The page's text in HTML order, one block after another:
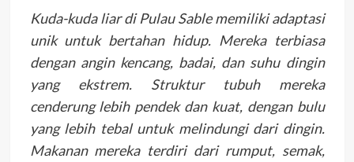
Kuda-kuda liar di Pulau Sable memiliki adaptasi
unik untuk bertahan hidup. Mereka terbiasa
dengan angin kencang, badai, dan suhu dingin
yang ekstrem. Struktur tubuh mereka
cenderung lebih pendek dan kuat, dengan bulu
yang lebih tebal untuk melindungi dari dingin.
Makanan mereka terdiri dari rumput, semak,